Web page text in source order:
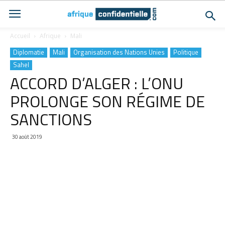
Accueil Afrique Mali
Diplomatie Mali Organisation des Nations Unies
Politique
Sahel
ACCORD D’ALGER : L’ONU
PROLONGE SON RÉGIME DE
SANCTIONS
30 août 2019